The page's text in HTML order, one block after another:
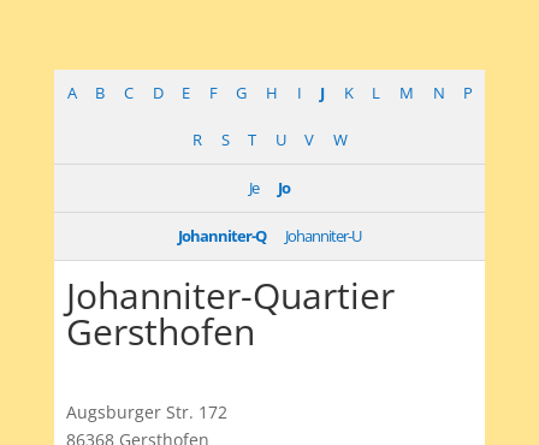
A B C D E F G H I J K L M N P
R S T U V W
Je Jo
Johanniter-Q Johanniter-U
Johanniter-Quartier
Gersthofen
Augsburger Str. 172
86368 Gersthofen